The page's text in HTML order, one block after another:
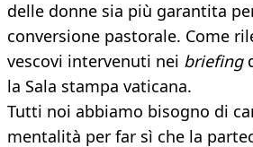
delle donne sia più garantita
conversione pastorale. Come
vescovi intervenuti nei briefing
la Sala stampa vaticana.
Tutti noi abbiamo bisogno di
mentalità per far sì che la